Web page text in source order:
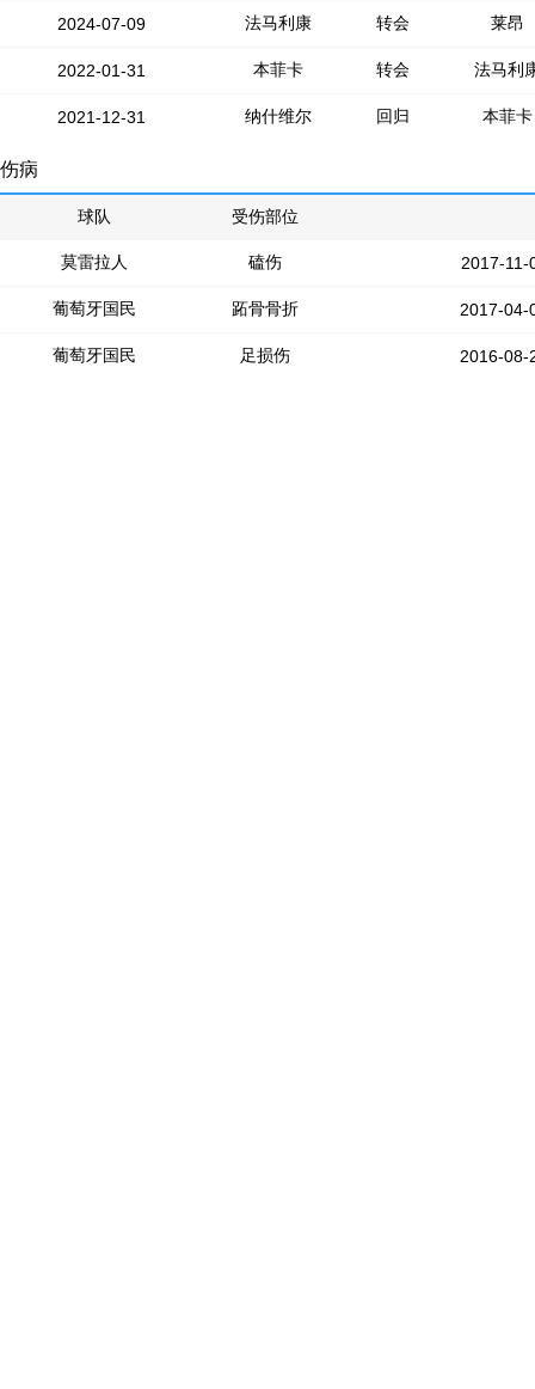
2024-07-09 法马利康 转会 莱昂
2022-01-31 本菲卡 转会 法马利
2021-12-31 纳什维尔 回归 本菲卡
伤病
球队 受伤部位
莫雷拉人 磕伤 2017-11-
葡萄牙国民 跖骨骨折 2017-04-
葡萄牙国民 足损伤 2016-08-